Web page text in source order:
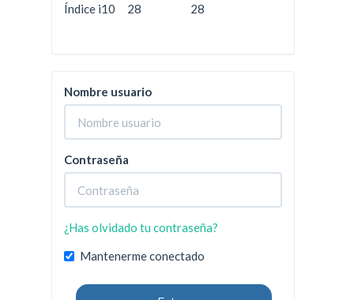
Índice i10
28 28
Nombre usuario
Contraseña
¿Has olvidado tu contraseña?
Mantenerme conectado